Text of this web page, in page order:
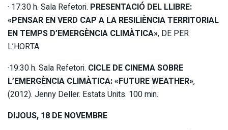
· 17:30 h. Sala Refetori. PRESENTACIÓ DEL LLIBRE:
«PENSAR EN VERD CAP A LA RESILIÈNCIA TERRITORIAL
EN TEMPS D’EMERGÈNCIA CLIMÀTICA», DE PER
L’HORTA.
·19:30 h. Sala Refetori. CICLE DE CINEMA SOBRE
L’EMERGÈNCIA CLIMÀTICA: «FUTURE WEATHER»,
(2012). Jenny Deller. Estats Units. 100 min.
DIJOUS, 18 DE NOVEMBRE